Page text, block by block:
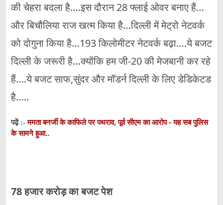
की चेहरा बदला है….इस दौरान 28 फ्लाई ओवर बनाए हैं…
और बिचौलिया राज खत्म किया है…दिल्ली में मेट्रो नेटवर्क
को दोगुना किया है…193 किलोमीटर नेटवर्क बढ़ा….ये बजट
दिल्ली के जरूरी है…क्योंकि हम जी-20 की मेजबानी कर रहे
हैं….ये बजट साफ,सुंदर और मॉडर्न दिल्ली के लिए डेडिकेटड
है…..
पढ़ें :-ममता बनर्जी के काफिले पर पथराव, पूर्व सीएम का आरोप - यह सब पुलिस
के सामने हुआ..
78 हजार करोड़ का बजट पेश